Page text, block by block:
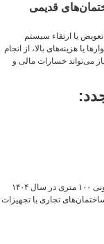
یا ارتقاء سیستم
یا هزینه‌های بالا، از انجام
می‌تواند خسارات مالی و
به‌طور متوسط، هزینه بازسازی کامل برق‌کشی یک واحد مسکونی ۱۰۰ متری در سال ۱۴۰۴
عدد در ساختمان‌های تجاری با تجهیزات